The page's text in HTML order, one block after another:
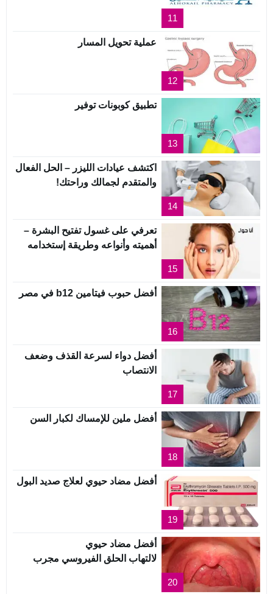
11
12
عملية تحويل المسار
13
تطبيق كوبونات توفير
14
اكتشف عيادات الليزر – الحل الفعال
والمتقدم لجمالك وراحتك!
15
تعرفي على غسول تفتيح البشرة –
أهميته وأنواعه وطريقة إستخدامه
16
أفضل حبوب فيتامين b12 في مصر
17
أفضل دواء لسرعة القذف وضعف
الانتصاب
18
أفضل ملين للإمساك لكبار السن
19
أفضل مضاد حيوي لعلاج صديد البول
20
أفضل مضاد حيوي
لالتهاب الحلق الفيروسي مجرب